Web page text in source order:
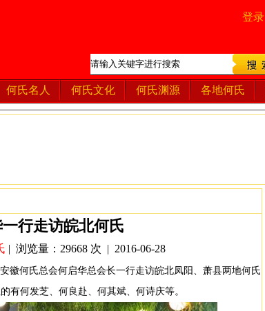
登录
何氏名人 何氏文化 何氏渊源 各地何氏
行走访皖北何氏
| 浏览量：29668 次 | 2016-06-28
徽何氏总会何启华总会长一行走访皖北凤阳、萧县两地何氏
有何发芝、何良赴、何其斌、何诗庆等。